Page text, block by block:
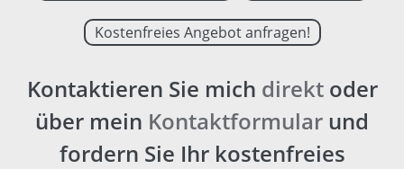
Kostenfreies Angebot anfragen!
Kontaktieren Sie mich direktoder
über mein Kontaktformular und
fordern Sie Ihr kostenfreies